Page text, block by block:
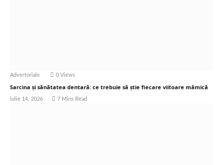
Advertoriale 0 Views
Sarcina și sănătatea dentară: ce trebuie să știe fiecare viitoare mămică
iulie 14, 2026 7 Mins Read